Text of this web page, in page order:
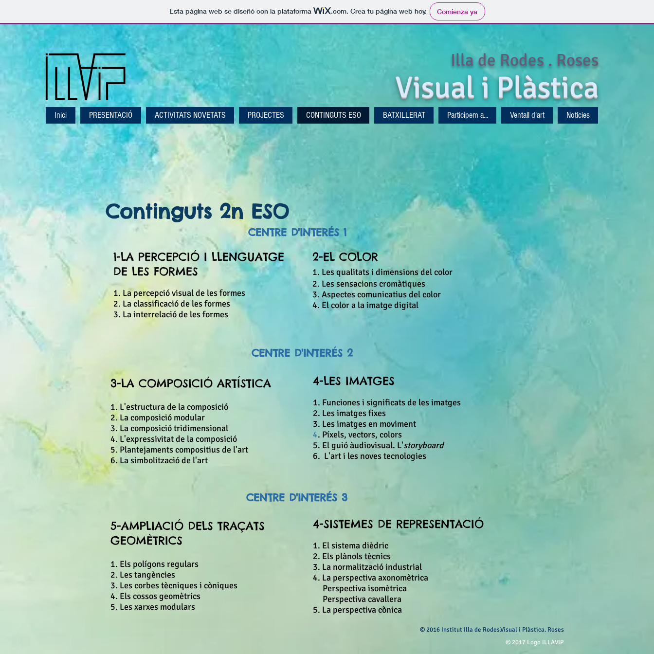
Esta página web se diseñó con la plataforma .com. Crea tu página web hoy. Comienza ya
Illa de Rodes . Roses
Visual i Plàstica
Inici PRESENTACIÓ ACTIVITATS NOVETATS PROJECTES CONTINGUTS ESO BATXILLERAT Participem a... Ventall d'art Notícies
Continguts 2n ESO
CENTRE D'INTERÉS 1
1-LA PERCEPCIÓ I LLENGUATGE
DE LES FORMES
1. La percepció visual de les formes
2. La classificació de les formes
3. La interrelació de les formes
2-EL COLOR
1. Les qualitats i dimensions del color
2. Les sensacions cromàtiques
3. Aspectes comunicatius del color
4. El color a la imatge digital
CENTRE D'INTERÉS 2
3-LA COMPOSICIÓ ARTÍSTICA
1. L'estructura de la composició
2. La composició modular
3. La composició tridimensional
4. L'expressivitat de la composició
5. Plantejaments compositius de l'art
6. La simbolització de l'art
4-SISTEMES DE REPRESENTACIÓ
1. El sistema dièdric
2. Els plànols tècnics
3. La normalització industrial
4. La perspectiva axonomètrica
Perspectiva isomètrica
Perspectiva cavallera
5. La perspectiva cònica
CENTRE D'INTERÉS 3
4-LES IMATGES
1. Funciones i significats de les imatges
2. Les imatges fixes
3. Les imatges en moviment
4. Píxels, vectors, colors
5. El guió àudiovisual. L'storyboard
6. L'art i les noves tecnologies
5-AMPLIACIÓ DELS TRAÇATS
GEOMÈTRICS
1. Els polígons regulars
2. Les tangències
3. Les corbes tècniques i còniques
4. Els cossos geomètrics
5. Les xarxes modulars
© 2016 Institut Illa de Rodes.Visual i Plàstica. Roses
© 2017 Logo ILLAVIP